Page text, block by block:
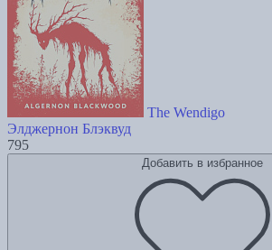
The Wendigo
Элджернон Блэквуд
795
Добавить в избранное